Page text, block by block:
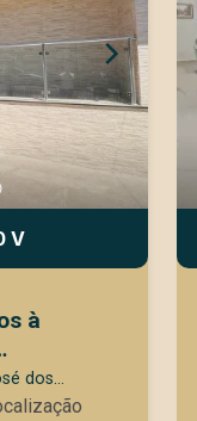
V
à
dos
dos